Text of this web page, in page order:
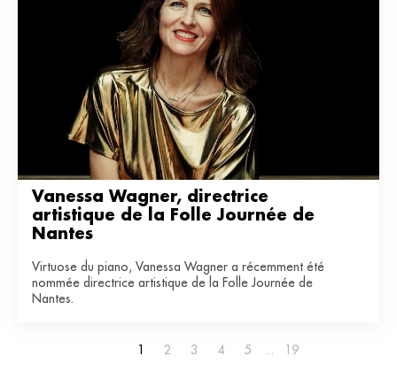
Vanessa Wagner, directrice
artistique de la Folle Journée de
Nantes
Virtuose du piano, Vanessa Wagner a récemment été
nommée directrice artistique de la Folle Journée de
Nantes.
1 2 3 4 5 19